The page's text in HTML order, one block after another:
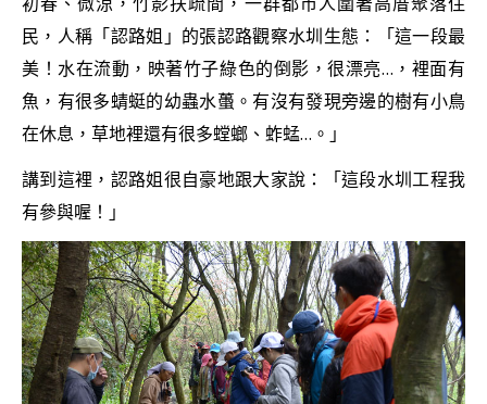
民，人稱「認路姐」的張認路觀察水圳生態：「這一段最
美！水在流動，映著竹子綠色的倒影，很漂亮…，裡面有
魚，有很多蜻蜓的幼蟲水蠆。有沒有發現旁邊的樹有小鳥
在休息，草地裡還有很多螳螂、蚱蜢…。」
講到這裡，認路姐很自豪地跟大家說：「這段水圳工程我
有參與喔！」